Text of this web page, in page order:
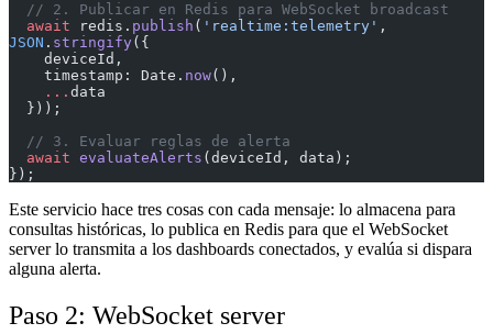
  // 2. Publicar en Redis para WebSocket broadcast
  await
redis. publish ( 'realtime:telemetry'
JSON . stringify({
    deviceId,
    timestamp: Date.
now(),
    ...
data
  }));
  // 3. Evaluar reglas de alerta
  await
evaluateAlerts (deviceId, data);
});
Este servicio hace tres cosas con cada mensaje: lo almacena para
consultas históricas, lo publica en Redis para que el WebSocket
server lo transmita a los dashboards conectados, y evalúa si dispara
alguna alerta.
Paso 2: WebSocket server